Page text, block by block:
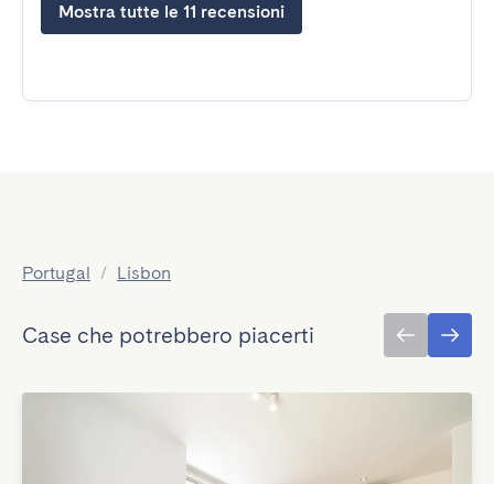
Mostra tutte le 11 recensioni
Portugal / Lisbon
Case che potrebbero piacerti